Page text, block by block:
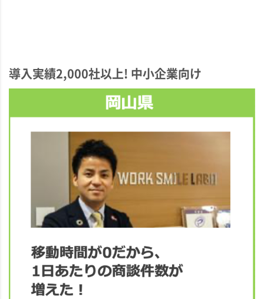
導入実績2,000社以上! 中小企業向け